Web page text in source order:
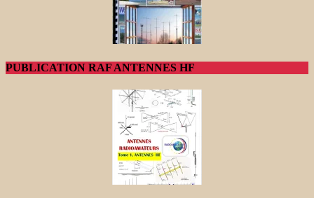
PUBLICATION RAF ANTENNES HF